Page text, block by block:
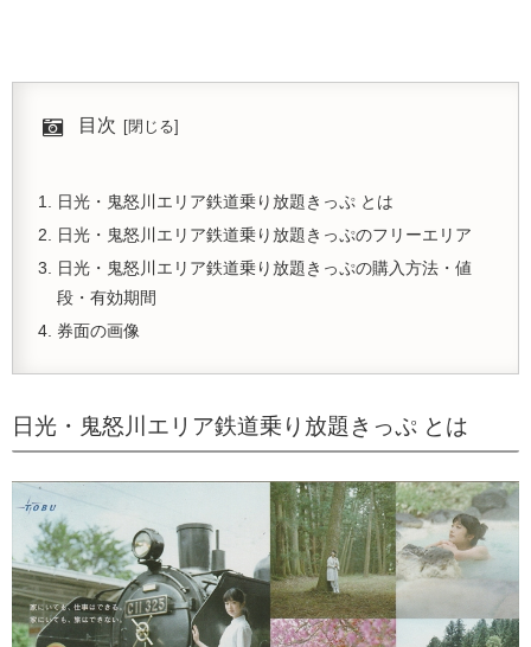
目次
日光・鬼怒川エリア鉄道乗り放題きっぷ とは
日光・鬼怒川エリア鉄道乗り放題きっぷのフリーエリア
日光・鬼怒川エリア鉄道乗り放題きっぷの購入方法・値
段・有効期間
券面の画像
日光・鬼怒川エリア鉄道乗り放題きっぷ とは